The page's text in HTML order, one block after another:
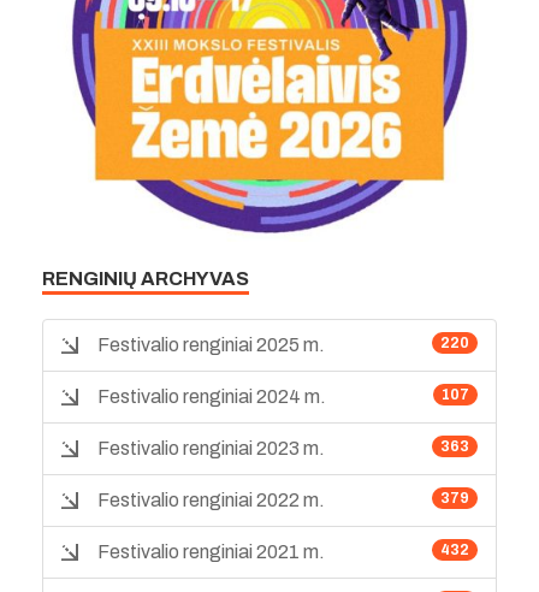
RENGINIŲ ARCHYVAS
220
Festivalio renginiai 2025 m.
107
Festivalio renginiai 2024 m.
363
Festivalio renginiai 2023 m.
379
Festivalio renginiai 2022 m.
432
Festivalio renginiai 2021 m.